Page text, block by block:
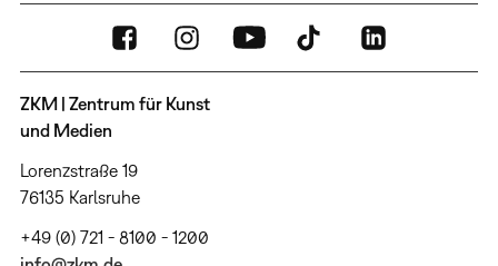
ZKM | Zentrum für Kunst
und Medien
Lorenzstraße 19
76135 Karlsruhe
+49 (0) 721 - 8100 - 1200